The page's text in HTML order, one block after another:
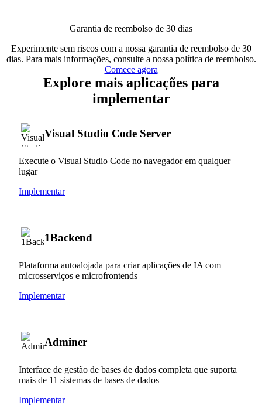
Garantia de reembolso de 30 dias
Experimente sem riscos com a nossa garantia de reembolso de 30
dias. Para mais informações, consulte a nossa política de reembolso.
Comece agora
Explore mais aplicações para
implementar
Visual Studio Code Server
Execute o Visual Studio Code no navegador em qualquer
lugar
Implementar
1Backend
Plataforma autoalojada para criar aplicações de IA com
microsserviços e microfrontends
Implementar
Adminer
Interface de gestão de bases de dados completa que suporta
mais de 11 sistemas de bases de dados
Implementar